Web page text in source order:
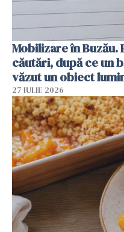
Mobilizare în
căutări, după ce un
văzut un obiect
27 IULIE 2026